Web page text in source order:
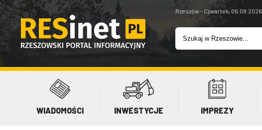
Rzeszów - Czwartek, 06.08.2026
WIADOMOŚCI INWESTYCJE IMPREZY